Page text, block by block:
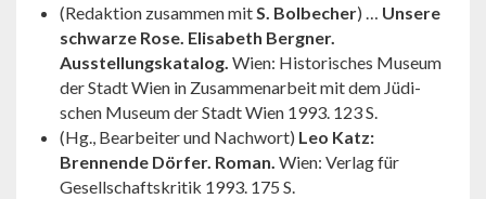
(Redaktion zusammen mit S. Bolbecher) … Unsere
schwar­ze Rose. Elisabeth Bergner.
Ausstellungskatalog. Wien: Histo­ri­sches Museum
der Stadt Wien in Zusammenarbeit mit dem Jüdi­
schen Museum der Stadt Wien 1993. 123 S.
(Hg., Bearbeiter und Nachwort) Leo Katz:
Brennende Dörfer. Roman. Wien: Verlag für
Gesell­schaftskritik 1993. 175 S.